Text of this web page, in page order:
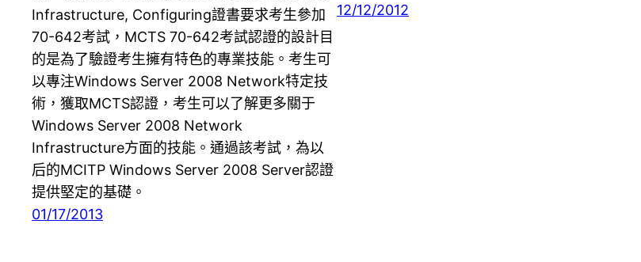
Infrastructure, Configuring證書要求考生參加
70-642考試，MCTS 70-642考試認證的設計目
的是為了驗證考生擁有特色的專業技能。考生可
以專注Windows Server 2008 Network特定技
術，獲取MCTS認證，考生可以了解更多關于
Windows Server 2008 Network
Infrastructure方面的技能。通過該考試，為以
后的MCITP Windows Server 2008 Server認證
提供堅定的基礎。
01/17/2013
12/12/2012